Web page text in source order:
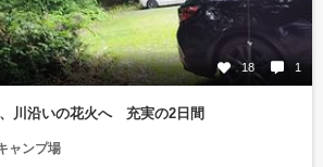
18 1
川沿いの花火へ 充実の2日間
ャンプ場